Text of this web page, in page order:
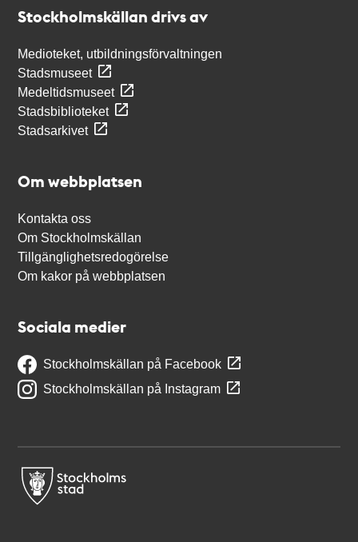
Stockholmskällan drivs av
Medioteket, utbildningsförvaltningen
Stadsmuseet
Medeltidsmuseet
Stadsbiblioteket
Stadsarkivet
Om webbplatsen
Kontakta oss
Om Stockholmskällan
Tillgänglighetsredogörelse
Om kakor på webbplatsen
Sociala medier
Stockholmskällan på Facebook
Stockholmskällan på Instagram